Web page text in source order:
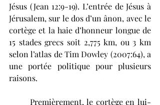
Jésus (Jean 12:9-19). L’entrée de Jésus à
Jérusalem, sur le dos d’un ânon, avec le
cortège et la haie d’honneur longue de
15 stades grecs soit 2,775 km, ou 3 km
selon l’atlas de Tim Dowley (2007:64), a
une portée politique pour plusieurs
raisons.